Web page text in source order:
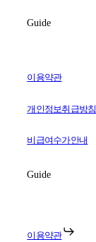
Guide
이용약관
개인정보취급방침
비급여수가안내
Guide
이용약관